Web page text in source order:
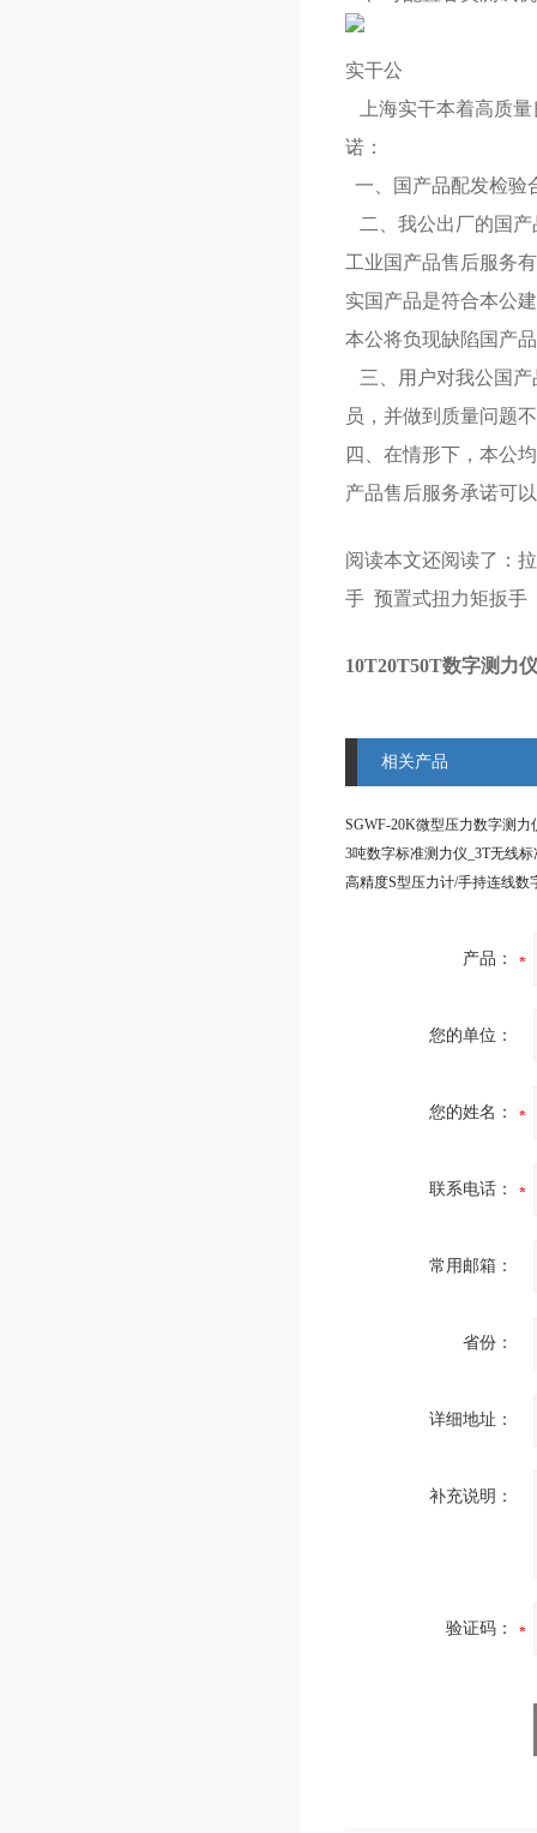
实干公
上海实干本着高质量
诺：
一、国产品配发检验
二、我公出厂的国产
工业国产品售后服务
实国产品是符合本公
本公将负现缺陷国产
三、用户对我公国产
员，并做到质量问题
四、在情形下，本公
产品售后服务承诺可
阅读本文还阅读了：
手 预置式扭力矩扳手
10T20T50T数字测力
相关产品
产品：
您的单位：
您的姓名：
联系电话：
常用邮箱：
省份：
详细地址：
补充说明：
验证码：